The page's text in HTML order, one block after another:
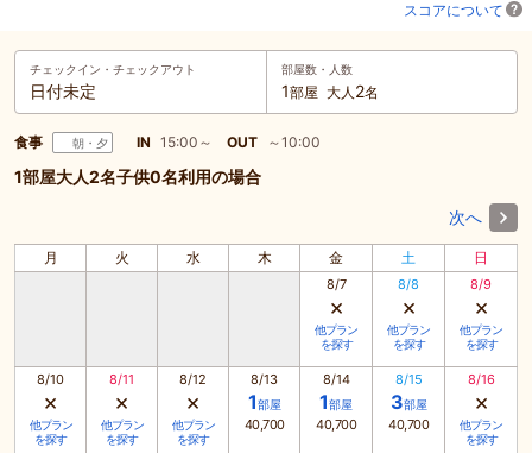
スコアについて
チェックイン・ チェックアウト
日付未定
部屋数・人数
1部屋 大人 2名
食事 朝・夕 IN 15:00～ OUT ～10:00
1部屋大人2名子供0名利用の場合
次へ
月 火 水 木 金 土 日
8/7
×
他プラン
を探す
8/8
×
他プラン
を探す
8/9
×
他プラン
を探す
8/10
×
他プラン
を探す
8/11
×
他プラン
を探す
8/12
×
他プラン
を探す
8/13
1部屋
40,700
8/14
1部屋
40,700
8/15
3部屋
40,700
8/16
×
他プラン
を探す